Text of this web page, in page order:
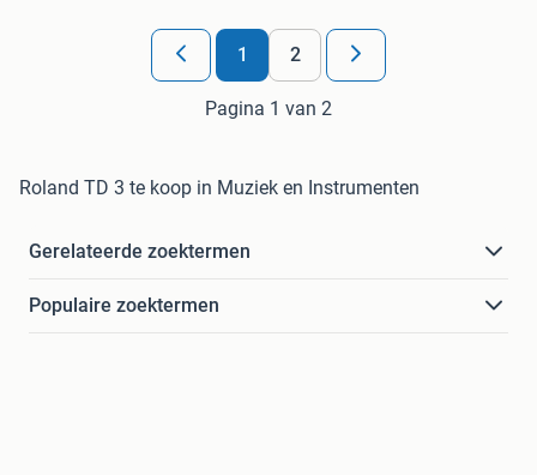
1 2
Pagina 1 van 2
Roland TD 3 te koop in Muziek en Instrumenten
Gerelateerde zoektermen
Populaire zoektermen